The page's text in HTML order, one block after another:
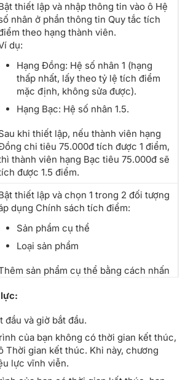
thiết lập và nhập thông tin vào ô Hệ
nhân ở phần thông tin Quy tắc tích
theo hạng thành viên.
dụ:
Hạng Đồng: Hệ số nhân 1 (hạng
thấp nhất, lấy theo tỷ lệ tích điểm
mặc định, không sửa được).
Hạng Bạc: Hệ số nhân 1.5.
khi thiết lập, nếu thành viên hạng
chi tiêu 75.000đ tích được 1 điểm,
thành viên hạng Bạc tiêu 75.000đ sẽ
được 1.5 điểm.
thiết lập và chọn 1 trong 2 đối tượng
dụng Chính sách tích điểm:
Sản phẩm cụ thể
Loại sản phẩm
sản phẩm cụ thể bằng cách nhấn
hoặc nhập file/ tải file sản phẩm có sẵn.
đầu và giờ bắt đầu.
của bạn không có thời gian kết thúc,
Thời gian kết thúc. Khi này, chương
lực vĩnh viễn.